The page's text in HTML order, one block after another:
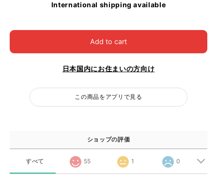
International shipping available
Add to cart
日本国内にお住まいの方向け
この商品をアプリで見る
ショップの評価
すべて 55 1 0